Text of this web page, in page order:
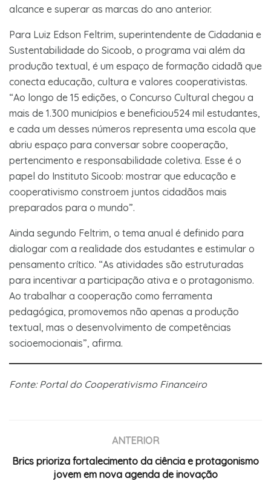
alcance e superar as marcas do ano anterior.
Para Luiz Edson Feltrim, superintendente de Cidadania e
Sustentabilidade do Sicoob, o programa vai além da
produção textual, é um espaço de formação cidadã que
conecta educação, cultura e valores cooperativistas.
“Ao longo de 15 edições, o Concurso Cultural chegou a
mais de 1.300 municípios e beneficiou524 mil estudantes,
e cada um desses números representa uma escola que
abriu espaço para conversar sobre cooperação,
pertencimento e responsabilidade coletiva. Esse é o
papel do Instituto Sicoob: mostrar que educação e
cooperativismo constroem juntos cidadãos mais
preparados para o mundo”.
Ainda segundo Feltrim, o tema anual é definido para
dialogar com a realidade dos estudantes e estimular o
pensamento crítico. “As atividades são estruturadas
para incentivar a participação ativa e o protagonismo.
Ao trabalhar a cooperação como ferramenta
pedagógica, promovemos não apenas a produção
textual, mas o desenvolvimento de competências
socioemocionais”, afirma.
Fonte: Portal do Cooperativismo Financeiro
ANTERIOR
Brics prioriza fortalecimento da ciência e protagonismo
jovem em nova agenda de inovação